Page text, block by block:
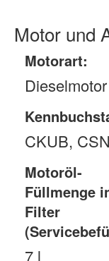
Motor und
Motorart:
Dieselmotor
CKUB,
Motoröl-
Füllmenge
Filter
7 l